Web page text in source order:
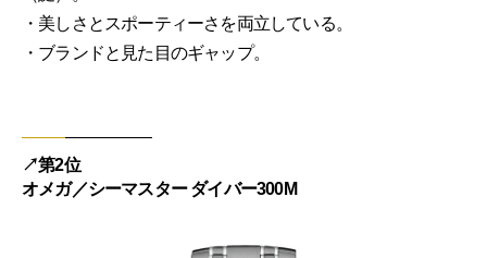
・美しさとスポーティーさを両立している。
・ブランドと見た目のギャップ。
↗︎第2位
オメガ／シーマスター ダイバー300M